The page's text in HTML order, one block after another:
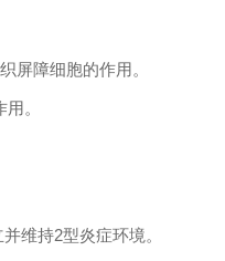
屏障细胞的作用。
。
维持2型炎症环境。